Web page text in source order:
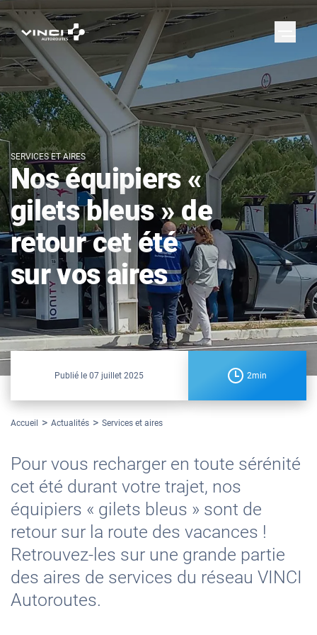
SERVICES ET AIRES
Nos équipiers «
gilets bleus » de
retour cet été
sur vos aires
Publié le07 juillet 2025 2min
Accueil Actualités Services et aires
Pour vous recharger en toute sérénité
cet été durant votre trajet, nos
équipiers « gilets bleus » sont de
retour sur la route des vacances !
Retrouvez-les sur une grande partie
des aires de services du réseau VINCI
Autoroutes.